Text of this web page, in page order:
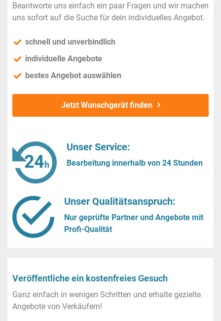
Beantworte uns einfach ein paar Fragen und wir machen
uns sofort auf die Suche für dein individuelles Angebot.
schnell und unverbindlich
individuelle Angebote
bestes Angebot auswählen
Jetzt Wunschgerät finden
Unser Service:
Bearbeitung innerhalb von 24 Stunden
Unser Qualitätsanspruch:
Nur geprüfte Partner und Angebote mit
Profi-Qualität
Veröffentliche ein kostenfreies Gesuch
Ganz einfach in wenigen Schritten und erhalte gezielte
Angebote von Verkäufern!